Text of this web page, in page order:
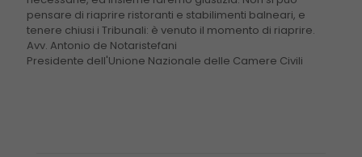
pensare di riaprire ristoranti e stabilimenti balneari, e
tenere chiusi i Tribunali: è venuto il momento di riaprire.
Avv. Antonio de Notaristefani
Presidente dell'Unione Nazionale delle Camere Civili